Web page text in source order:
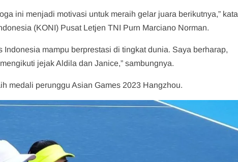
ini menjadi motivasi untuk meraih gelar juara berikutnya,” kata
(KONI) Pusat Letjen TNI Purn Marciano Norman.
Indonesia mampu berprestasi di tingkat dunia. Saya berharap,
jejak Aldila dan Janice,” sambungnya.
medali perunggu Asian Games 2023 Hangzhou.